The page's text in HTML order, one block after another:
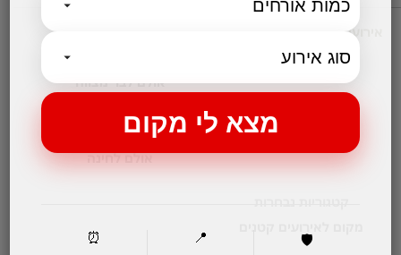
אירועים עסקיים
אולמות אירועים לחתונות
אולם לבר מצווה
אולמות לברית
אולם לחינה
🛡️
📍
⏰